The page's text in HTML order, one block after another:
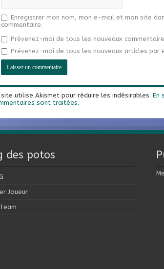
Enregistrer mon nom, mon e-mail et mon site
commentaire.
Prévenez-moi de tous les nouveaux
Prévenez-moi de tous les nouveaux articles par
site utilise Akismet pour réduire les indésirables. En
sont traitées.
des potos
Joueur